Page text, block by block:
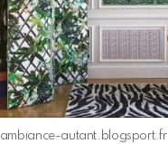
ambiance-autant.blogsport.fr